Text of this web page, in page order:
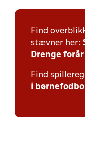
Find
stævner her:
Drenge
Find
i